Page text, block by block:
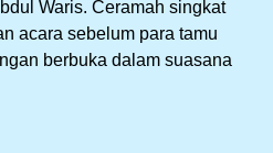
Waris. Ceramah singkat
acara sebelum para tamu
berbuka dalam suasana